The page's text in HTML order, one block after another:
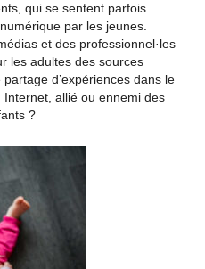
qui se sentent parfois
par les jeunes.
et des professionnel·les
les adultes des sources
d’expériences dans le
allié ou ennemi des
?